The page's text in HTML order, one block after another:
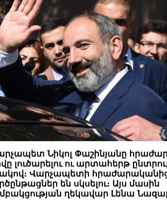
Նիկոլ Փաշինյանը
լուծարելու ու արտահերթ
Վարչապետի
են սկսելու։ Այս մասին
ղեկավար Լենա